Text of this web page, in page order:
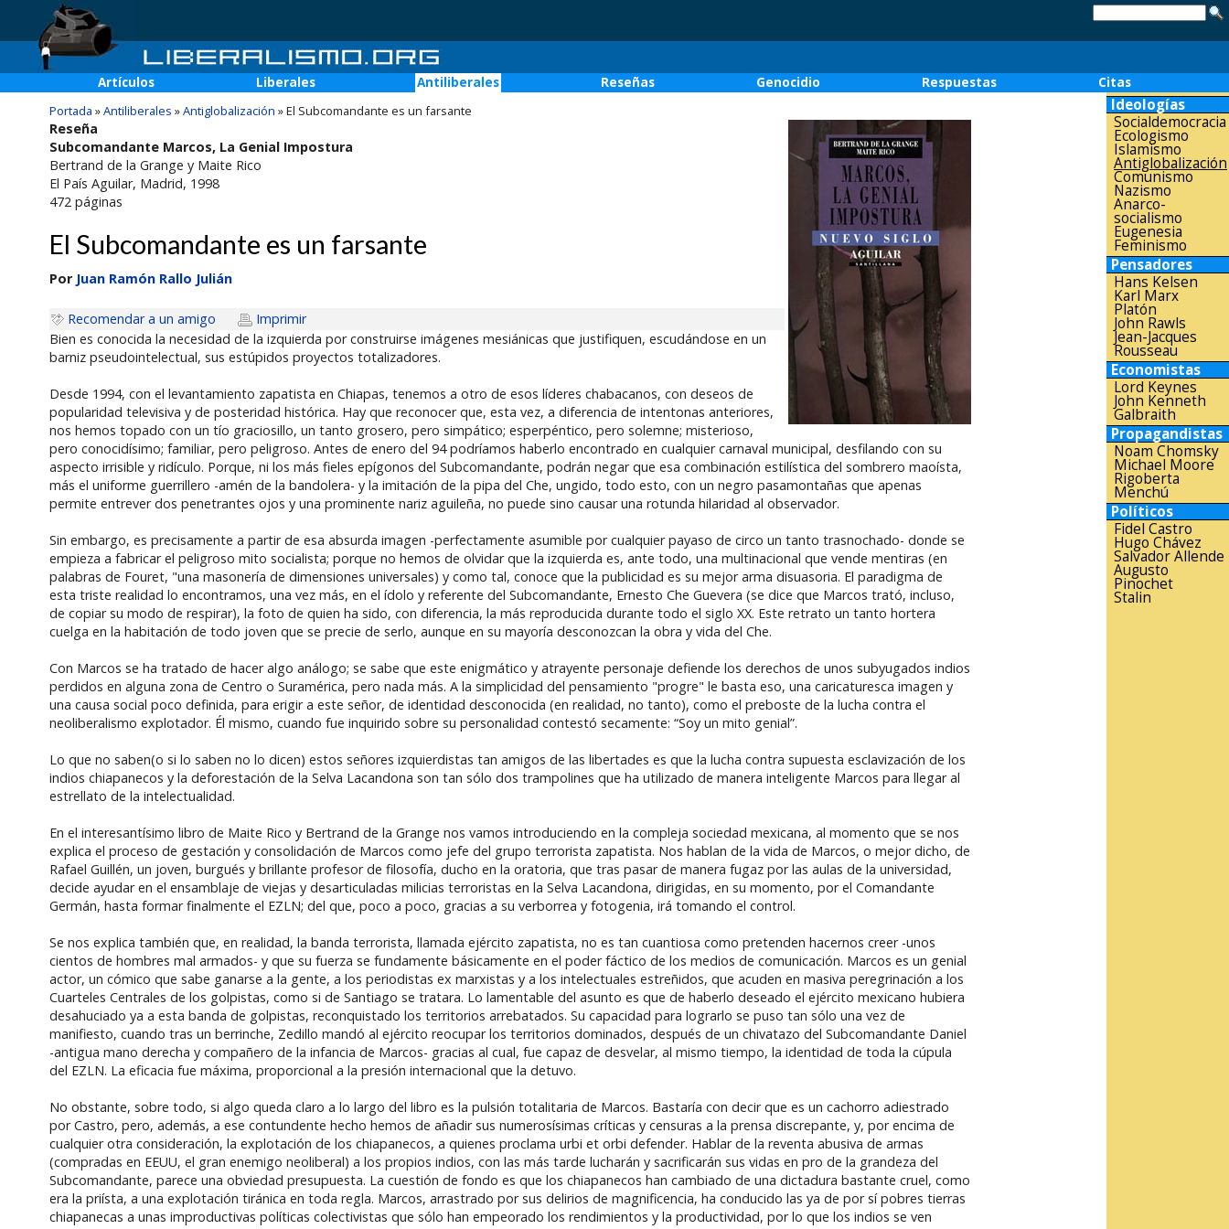
Artículos Liberales Antiliberales Reseñas Genocidio Respuestas
Citas
Portada »Antiliberales »Antiglobalización »El Subcomandante es un farsante
Reseña
Subcomandante Marcos, La Genial Impostura
Bertrand de la Grange y Maite Rico
El País Aguilar, Madrid, 1998
472páginas
El Subcomandante es un farsante
Por Juan Ramón Rallo Julián
Recomendar a un amigo
Imprimir
Bien es conocida la necesidad de la izquierda por construirse imágenes mesiánicas que justifiquen, escudándose en un
barniz pseudointelectual, sus estúpidos proyectos totalizadores.
Desde 1994, con el levantamiento zapatista en Chiapas, tenemos a otro de esos líderes chabacanos, con deseos de
popularidad televisiva y de posteridad histórica. Hay que reconocer que, esta vez, a diferencia de intentonas anteriores,
nos hemos topado con un tío graciosillo, un tanto grosero, pero simpático; esperpéntico, pero solemne; misterioso,
pero conocidísimo; familiar, pero peligroso. Antes de enero del 94 podríamos haberlo encontrado en cualquier carnaval municipal, desfilando con su
aspecto irrisible y ridículo. Porque, ni los más fieles epígonos del Subcomandante, podrán negar que esa combinación estilística del sombrero maoísta,
más el uniforme guerrillero -amén de la bandolera- y la imitación de la pipa del Che, ungido, todo esto, con un negro pasamontañas que apenas
permite entrever dos penetrantes ojos y una prominente nariz aguileña, no puede sino causar una rotunda hilaridad al observador.
Sin embargo, es precisamente a partir de esa absurda imagen -perfectamente asumible por cualquier payaso de circo un tanto trasnochado- donde se
empieza a fabricar el peligroso mito socialista; porque no hemos de olvidar que la izquierda es, ante todo, una multinacional que vende mentiras (en
palabras de Fouret, "una masonería de dimensiones universales) y como tal, conoce que la publicidad es su mejor arma disuasoria. El paradigma de
esta triste realidad lo encontramos, una vez más, en el ídolo y referente del Subcomandante, Ernesto Che Guevera (se dice que Marcos trató, incluso,
de copiar su modo de respirar), la foto de quien ha sido, con diferencia, la más reproducida durante todo el siglo XX. Este retrato un tanto hortera
cuelga en la habitación de todo joven que se precie de serlo, aunque en su mayoría desconozcan la obra y vida del Che.
Con Marcos se ha tratado de hacer algo análogo; se sabe que este enigmático y atrayente personaje defiende los derechos de unos subyugados indios
perdidos en alguna zona de Centro o Suramérica, pero nada más. A la simplicidad del pensamiento "progre" le basta eso, una caricaturesca imagen y
una causa social poco definida, para erigir a este señor, de identidad desconocida (en realidad, no tanto), como el preboste de la lucha contra el
neoliberalismo explotador. Él mismo, cuando fue inquirido sobre su personalidad contestó secamente: “Soy un mito genial”.
Lo que no saben(o si lo saben no lo dicen) estos señores izquierdistas tan amigos de las libertades es que la lucha contra supuesta esclavización de los
indios chiapanecos y la deforestación de la Selva Lacandona son tan sólo dos trampolines que ha utilizado de manera inteligente Marcos para llegar al
estrellato de la intelectualidad.
En el interesantísimo libro de Maite Rico y Bertrand de la Grange nos vamos introduciendo en la compleja sociedad mexicana, al momento que se nos
explica el proceso de gestación y consolidación de Marcos como jefe del grupo terrorista zapatista. Nos hablan de la vida de Marcos, o mejor dicho, de
Rafael Guillén, un joven, burgués y brillante profesor de filosofía, ducho en la oratoria, que tras pasar de manera fugaz por las aulas de la universidad,
decide ayudar en el ensamblaje de viejas y desarticuladas milicias terroristas en la Selva Lacandona, dirigidas, en su momento, por el Comandante
Germán, hasta formar finalmente el EZLN; del que, poco a poco, gracias a su verborrea y fotogenia, irá tomando el control.
Se nos explica también que, en realidad, la banda terrorista, llamada ejército zapatista, no es tan cuantiosa como pretenden hacernos creer -unos
cientos de hombres mal armados- y que su fuerza se fundamente básicamente en el poder fáctico de los medios de comunicación. Marcos es un genial
actor, un cómico que sabe ganarse a la gente, a los periodistas ex marxistas y a los intelectuales estreñidos, que acuden en masiva peregrinación a los
Cuarteles Centrales de los golpistas, como si de Santiago se tratara. Lo lamentable del asunto es que de haberlo deseado el ejército mexicano hubiera
desahuciado ya a esta banda de golpistas, reconquistado los territorios arrebatados. Su capacidad para lograrlo se puso tan sólo una vez de
manifiesto, cuando tras un berrinche, Zedillo mandó al ejército reocupar los territorios dominados, después de un chivatazo del Subcomandante Daniel
-antigua mano derecha y compañero de la infancia de Marcos- gracias al cual, fue capaz de desvelar, al mismo tiempo, la identidad de toda la cúpula
del EZLN. La eficacia fue máxima, proporcional a la presión internacional que la detuvo.
No obstante, sobre todo, si algo queda claro a lo largo del libro es la pulsión totalitaria de Marcos. Bastaría con decir que es un cachorro adiestrado
por Castro, pero, además, a ese contundente hecho hemos de añadir sus numerosísimas críticas y censuras a la prensa discrepante, y, por encima de
cualquier otra consideración, la explotación de los chiapanecos, a quienes proclama urbi et orbi defender. Hablar de la reventa abusiva de armas
(compradas en EEUU, el gran enemigo neoliberal) a los propios indios, con las más tarde lucharán y sacrificarán sus vidas en pro de la grandeza del
Subcomandante, parece una obviedad presupuesta. La cuestión de fondo es que los chiapanecos han cambiado de una dictadura bastante cruel, como
era la priísta, a una explotación tiránica en toda regla. Marcos, arrastrado por sus delirios de magnificencia, ha conducido las ya de por sí pobres tierras
chiapanecas a unas improductivas políticas colectivistas que sólo han empeorado los rendimientos y la productividad, por lo que los indios se ven
Ideologías
Socialdemocracia
Ecologismo
Islamismo
Antiglobalización
Comunismo
Nazismo
Anarco-
socialismo
Eugenesia
Feminismo
Pensadores
Hans Kelsen
Karl Marx
Platón
John Rawls
Jean-Jacques
Rousseau
Economistas
Lord Keynes
John Kenneth
Galbraith
Propagandistas
Noam Chomsky
Michael Moore
Rigoberta
Menchú
Políticos
Fidel Castro
Hugo Chávez
Salvador Allende
Augusto
Pinochet
Stalin